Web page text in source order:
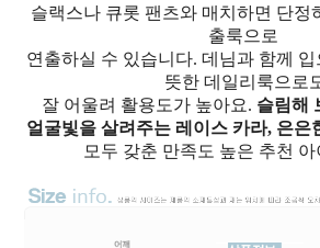
슬랙스나 큐롯 팬츠와 매치하면 단정
출룩으로
연출하실 수 있습니다. 데님과 함께
뜻한 데일리룩으로
잘 어울려 활용도가 높아요. 슬림해
얼굴빛을 살려주는 레이스 카라, 은은
모두 갖춘 만족도 높은 추천